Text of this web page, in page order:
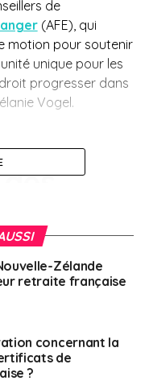
de
(AFE), qui
motion pour soutenir
unique pour les
progresser dans
Vogel.
Hélène Conway-
poussent de
C’est le cas aux
». Elle avait ainsi
Zélande
retraite française
concernant la
de
?